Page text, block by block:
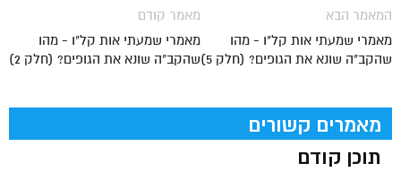
מאמר קודם
מאמרי שמעתי אות קל"ו - מהו
שהקב"ה שונא את הגופים? (חלק 2)
המאמר הבא
מאמרי שמעתי אות קל"ו - מהו
שהקב"ה שונא את הגופים? (חלק 5)
מאמרים קשורים
תוכן קודם